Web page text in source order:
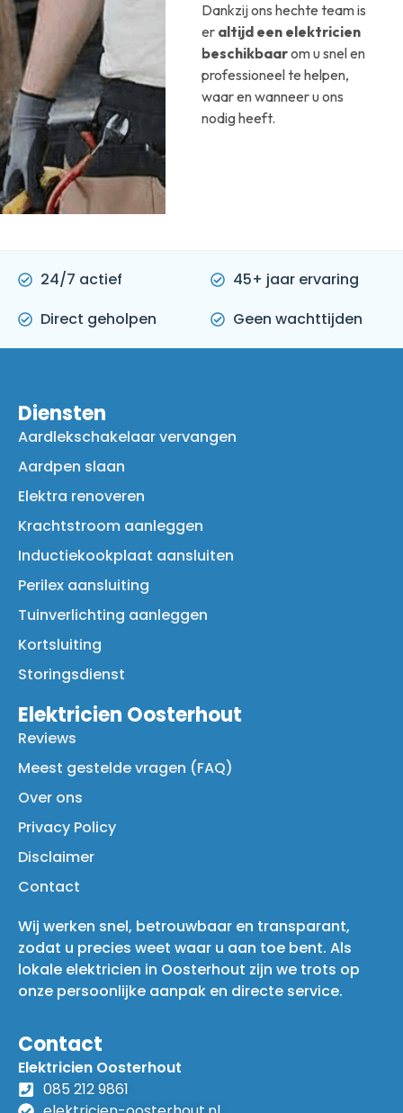
Dankzij ons hechte team is
er altijd een elektricien
beschikbaarom u snel en
professioneel te helpen,
waar en wanneer u ons
nodig heeft.
24/7 actief
45+ jaar ervaring
Direct geholpen
Geen wachttijden
Diensten
Aardlekschakelaar vervangen
Aardpen slaan
Elektra renoveren
Krachtstroom aanleggen
Inductiekookplaat aansluiten
Perilex aansluiting
Tuinverlichting aanleggen
Kortsluiting
Storingsdienst
Elektricien Oosterhout
Reviews
Meest gestelde vragen (FAQ)
Over ons
Privacy Policy
Disclaimer
Contact
Wij werken snel, betrouwbaar en transparant,
zodat u precies weet waar u aan toe bent. Als
lokale elektricien in Oosterhout zijn we trots op
onze persoonlijke aanpak en directe service.
Contact
Elektricien Oosterhout
085 212 9861